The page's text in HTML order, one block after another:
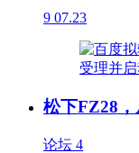
9 07.23
松下FZ28
论坛 4